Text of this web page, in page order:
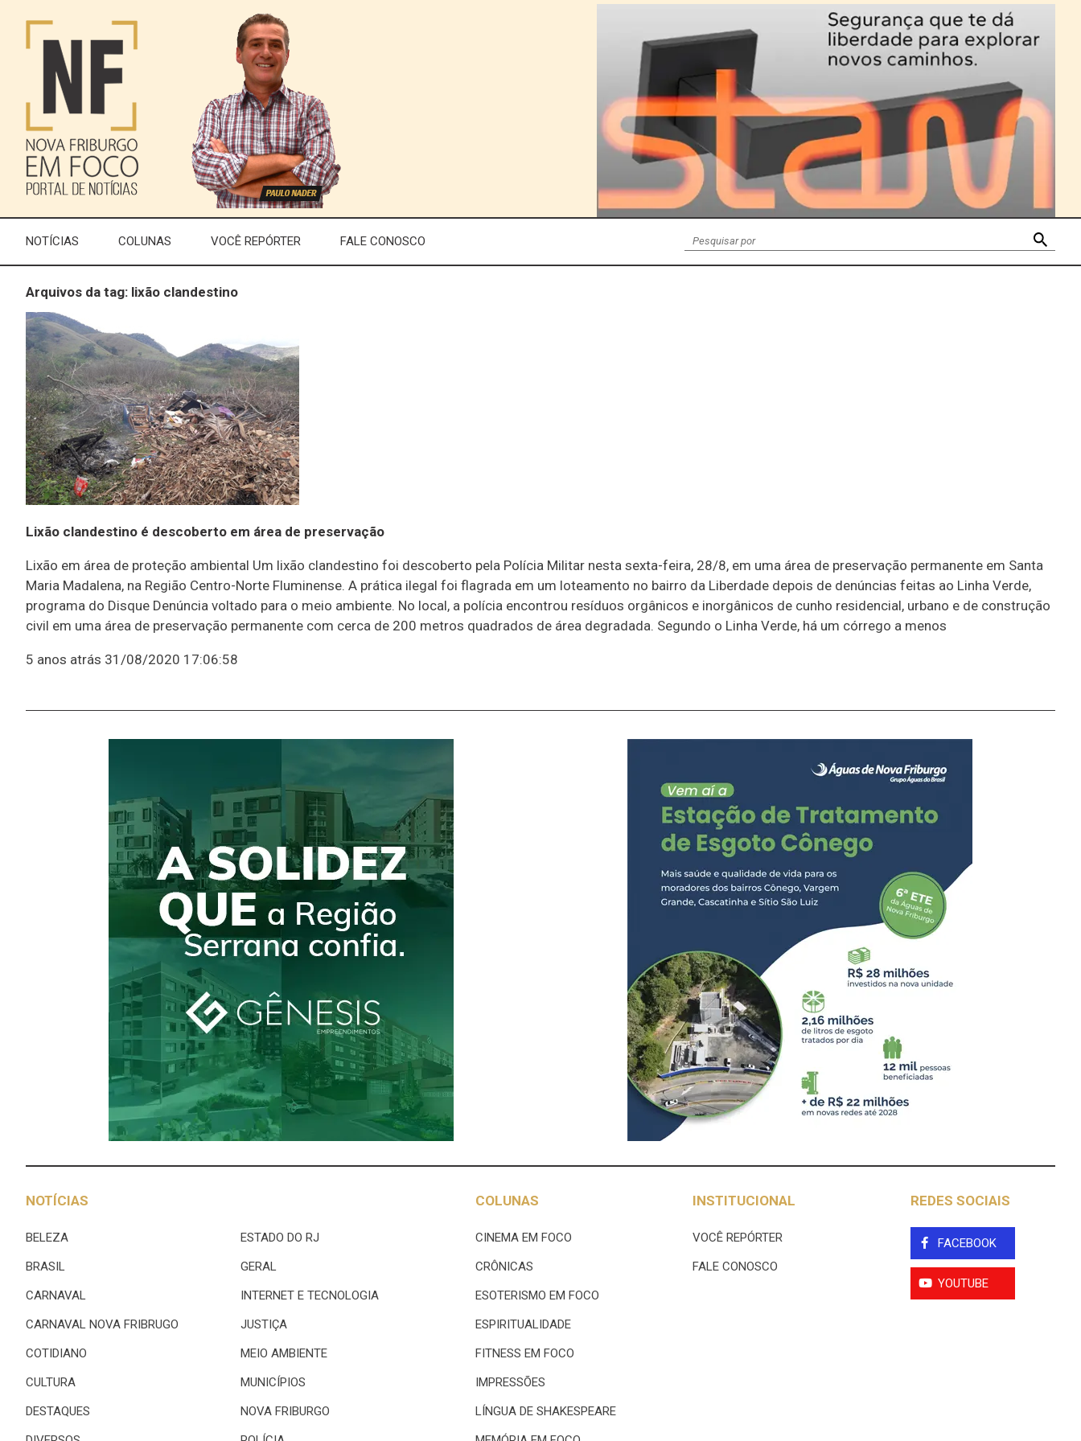
NOTÍCIAS COLUNAS VOCÊ REPÓRTER FALE CONOSCO
Arquivos da tag: lixão clandestino
Lixão clandestino é descoberto em área de preservação
Lixão em área de proteção ambiental Um lixão clandestino foi descoberto pela Polícia Militar nesta sexta-feira, 28/8, em uma área de preservação permanente em Santa
Maria Madalena, na Região Centro-Norte Fluminense. A prática ilegal foi flagrada em um loteamento no bairro da Liberdade depois de denúncias feitas ao Linha Verde,
programa do Disque Denúncia voltado para o meio ambiente. No local, a polícia encontrou resíduos orgânicos e inorgânicos de cunho residencial, urbano e de construção
civil em uma área de preservação permanente com cerca de 200 metros quadrados de área degradada. Segundo o Linha Verde, há um córrego a menos
5 anos atrás 31/08/2020 17:06:58
NOTÍCIAS
BELEZA
BRASIL
CARNAVAL
CARNAVAL NOVA FRIBRUGO
COTIDIANO
CULTURA
DESTAQUES
ESTADO DO RJ
GERAL
INTERNET E TECNOLOGIA
JUSTIÇA
MEIO AMBIENTE
MUNICÍPIOS
NOVA FRIBURGO
COLUNAS
CINEMA EM FOCO
CRÔNICAS
ESOTERISMO EM FOCO
ESPIRITUALIDADE
FITNESS EM FOCO
IMPRESSÕES
LÍNGUA DE SHAKESPEARE
INSTITUCIONAL
VOCÊ REPÓRTER
FALE CONOSCO
REDES SOCIAIS
FACEBOOK
YOUTUBE